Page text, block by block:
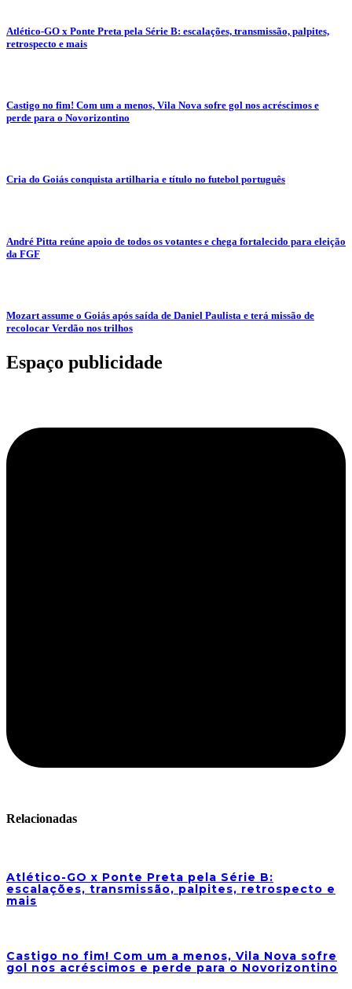
Atlético-GO x Ponte Preta pela Série B: escalações, transmissão, palpites,
retrospecto e mais
Castigo no fim! Com um a menos, Vila Nova sofre gol nos acréscimos e
perde para o Novorizontino
Cria do Goiás conquista artilharia e título no futebol português
André Pitta reúne apoio de todos os votantes e chega fortalecido para eleição
da FGF
Mozart assume o Goiás após saída de Daniel Paulista e terá missão de
recolocar Verdão nos trilhos
Espaço publicidade
Relacionadas
Atlético-GO x Ponte Preta pela Série B:
escalações, transmissão, palpites, retrospecto e
mais
Castigo no fim! Com um a menos, Vila Nova sofre
gol nos acréscimos e perde para o Novorizontino